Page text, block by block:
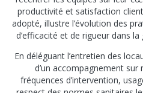
productivité et satisfaction
adopté, illustre l’évolution des
d’efficacité et de rigueur dans
En déléguant l’entretien des
d’un accompagnement
fréquences d’intervention,